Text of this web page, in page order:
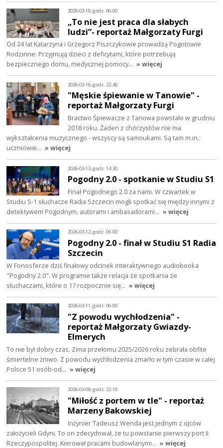
2026-03-18, godz. 06:00
„To nie jest praca dla słabych
ludzi”- reportaż Małgorzaty Furgi
Od 24 lat Katarzyna i Grzegorz Piszczykowie prowadzą Pogotowie
Rodzinne. Przyjmują dzieci z deficytami, które potrzebują
bezpiecznego domu, medycznej pomocy… » więcej
2026-03-16, godz. 22:40
"Męskie śpiewanie w Tanowie" -
reportaż Małgorzaty Furgi
Bractwo Śpiewacze z Tanowa powstało w grudniu
2018 roku. Żaden z chórzystów nie ma
wykształcenia muzycznego - wszyscy są samoukami. Są tam m.in.:
uczniowie… » więcej
2026-03-13, godz. 14:30
Pogodny 2.0 - spotkanie w Studiu S1
Finał Pogodnego 2.0 za nami. W czwartek w
Studiu S-1 słuchacze Radia Szczecin mogli spotkać się między innymi z
detektywem Pogodnym, autorami i ambasadorami… » więcej
2026-03-12, godz. 06:00
Pogodny 2.0 - finał w Studiu S1 Radia
Szczecin
W Fonosferze dziś finałowy odcinek interaktywnego audiobooka
"Pogodny 2.0". W programie także relacja ze spotkania ze
słuchaczami, które o 17 rozpocznie się… » więcej
2026-03-11, godz. 06:00
"Z powodu wychłodzenia" -
reportaż Małgorzaty Gwiazdy-
Elmerych
To nie był dobry czas. Zima przełomu 2025/2026 roku zebrała obfite
śmiertelne żniwo. Z powodu wychłodzenia zmarło w tym czasie w całej
Polsce 51 osób-od… » więcej
2026-03-09, godz. 22:18
"Miłość z portem w tle" - reportaż
Marzeny Bakowskiej
Inżynier Tadeusz Wenda jest jednym z ojców
założycieli Gdyni. To on zdecydował, że tu powstanie pierwszy port II
Rzeczypospolitej. Kierował pracami budowlanymi… » więcej